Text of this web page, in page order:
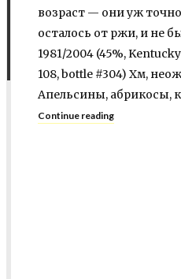
возраст — они уж
осталось от ржи, и не
1981/2004 (45%,
108, bottle #304) Хм,
Апельсины, абрикосы,
Continue reading